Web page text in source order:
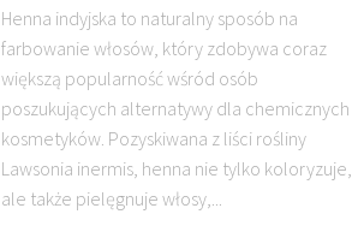
Henna indyjska to naturalny sposób na
farbowanie włosów, który zdobywa coraz
większą popularność wśród osób
poszukujących alternatywy dla chemicznych
kosmetyków. Pozyskiwana z liści rośliny
Lawsonia inermis, henna nie tylko koloryzuje,
ale także pielęgnuje włosy,...